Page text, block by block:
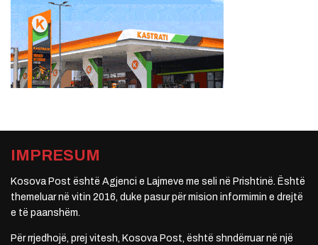
IMPRESUM
Kosova Post është Agjenci e Lajmeve me seli në Prishtinë. Është
themeluar në vitin 2016, duke pasur për mision informimin e drejtë
e të paanshëm.
Për rrjedhojë, prej vitesh, Kosova Post, është shndërruar në një